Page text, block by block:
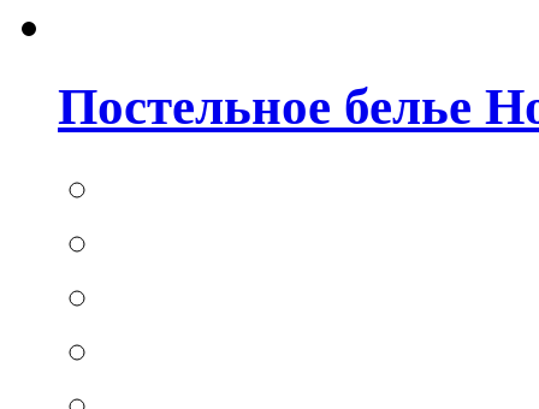
Постельное белье